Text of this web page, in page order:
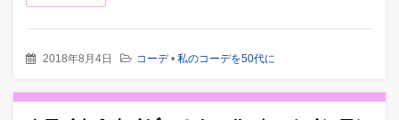
2018年8月4日 コーデ• 私のコーデを50代に